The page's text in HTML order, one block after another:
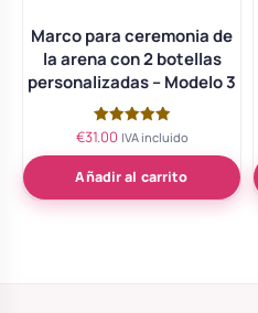
Marco para ceremonia de
la arena con 2 botellas
personalizadas – Modelo 3
Valorado
de 5
€31.00 IVA incluido
Añadir al carrito